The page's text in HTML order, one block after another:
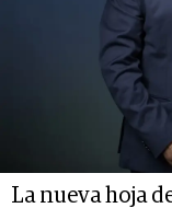
La nueva hoja